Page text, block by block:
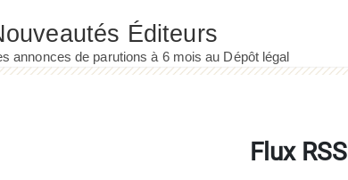
Flux RSS